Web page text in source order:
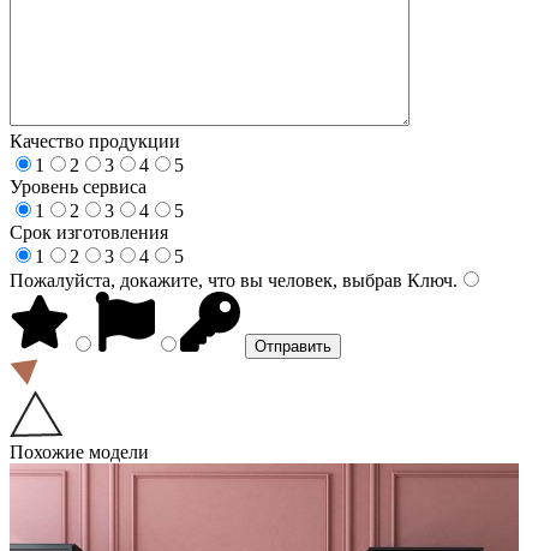
Качество продукции
1
2 3 4
5
Уровень сервиса
1
2 3 4
5
Срок изготовления
1
2 3 4
5
Пожалуйста, докажите, что вы человек, выбрав Ключ.
Похожие модели